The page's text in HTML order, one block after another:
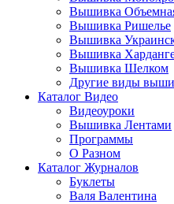
Вышивка
Вышивка Ришелье
Вышивка
Вышивка
Вышивка Шелком
Другие виды
Каталог Видео
Видеоуроки
Вышивка Лентами
Программы
О Разном
Каталог Журналов
Буклеты
Валя Валентина